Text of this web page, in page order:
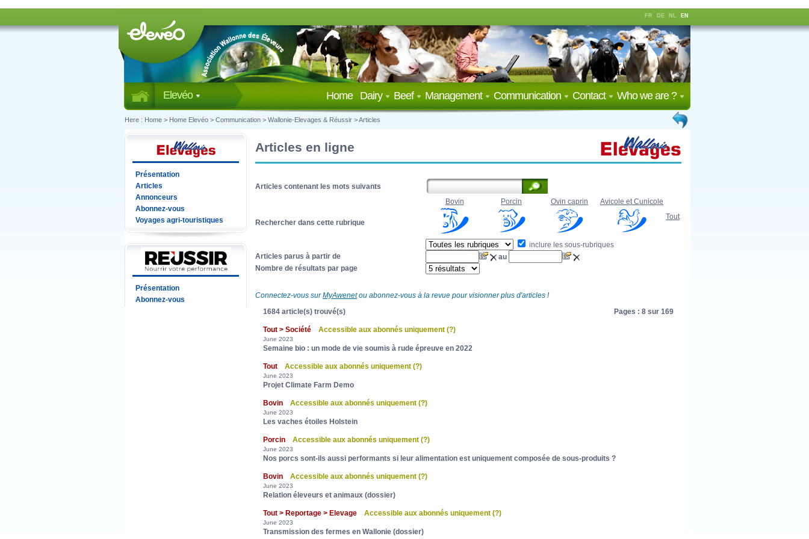
FR DE NL EN
Elevéo Who we are ?
Contact
Communication
Management
Beef
Dairy
Home
Here : Home > Home Elevéo > Communication > Wallonie-Elevages & Réussir >Articles
Présentation
Articles
Annonceurs
Abonnez-vous
Voyages agri-touristiques
Présentation
Abonnez-vous
Articles en ligne
Articles contenant les mots suivants
Rechercher dans cette rubrique
Bovin Porcin Ovin caprin
Avicole et Cunicole
Tout
inclure les sous-rubriques
Articles parus à partir de
au
Nombre de résultats par page
Connectez-vous surMyAwenetou abonnez-vous à la revue pour visionner plus d'articles !
1684 article(s) trouvé(s)
Pages : 8 sur 169
Tout > Société Accessible aux abonnés uniquement (?)
June 2023
Semaine bio : un mode de vie soumis à rude épreuve en 2022
Tout Accessible aux abonnés uniquement (?)
June 2023
Projet Climate Farm Demo
Bovin Accessible aux abonnés uniquement (?)
June 2023
Les vaches étoiles Holstein
Porcin Accessible aux abonnés uniquement (?)
June 2023
Nos porcs sont-ils aussi performants si leur alimentation est uniquement composée de sous-produits ?
Bovin Accessible aux abonnés uniquement (?)
June 2023
Relation éleveurs et animaux (dossier)
Tout > Reportage > Elevage Accessible aux abonnés uniquement (?)
June 2023
Transmission des fermes en Wallonie (dossier)